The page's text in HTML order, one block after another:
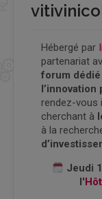
Hébergé par
partenariat
forum dédié
rendez-vous
cherchant à
à la
Jeudi
l'